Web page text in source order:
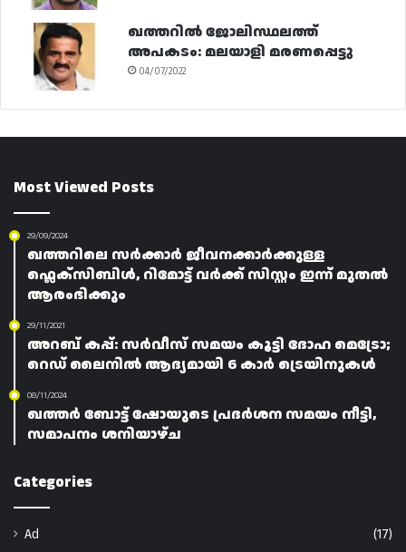
ഖത്തറിൽ ജോലിസ്ഥലത്ത്
അപകടം: മലയാളി മരണപ്പെട്ടു
04/07/2022
Most Viewed Posts
29/09/2024
ഖത്തറിലെ സർക്കാർ ജീവനക്കാർക്കുള്ള
ഫ്ലെക്‌സിബിൾ, റിമോട്ട് വർക്ക് സിസ്റ്റം ഇന്ന് മുതൽ
ആരംഭിക്കും
29/11/2021
അറബ് കപ്പ്: സർവീസ് സമയം കൂട്ടി ദോഹ മെട്രോ;
റെഡ് ലൈനിൽ ആദ്യമായി 6 കാർ ട്രെയിനുകൾ
08/11/2024
ഖത്തർ ബോട്ട് ഷോയുടെ പ്രദർശന സമയം നീട്ടി,
സമാപനം ശനിയാഴ്‌ച
Categories
Ad
(17)